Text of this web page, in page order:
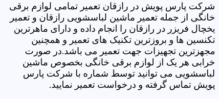
شرکت پارس پویش در رازقان تعمیر تمامی لوازم برقی
خانگی از جمله تعمیر ماشین لباسشویی رازقان و تعمیر
یخچال فریزر در رازقان را انجام داده و دارای ماهرترین
تکنسین ها و بروزترین تکنیک های تعمیر و همچنین
مجهزترین تجهیزات جهت تعمیر می باشد.در صورت
خرابی هر یک از لوازم برقی خانگی بخصوص ماشین
لباسشویی می توانید توسط شماره با شرکت پارس
پویش تماس گرفته و درخواست تعمیر نمایید.